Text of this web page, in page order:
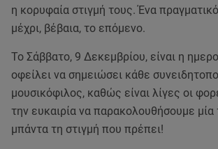
η κορυφαία στιγμή τους. Ένα
μέχρι, βέβαια, το επόμενο.
To Σάββατο, 9 Δεκεμβρίου, είναι η
οφείλει να σημειώσει κάθε
μουσικόφιλος, καθώς είναι λίγες οι
την ευκαιρία να παρακολουθήσουμε μία
μπάντα τη στιγμή που πρέπει!